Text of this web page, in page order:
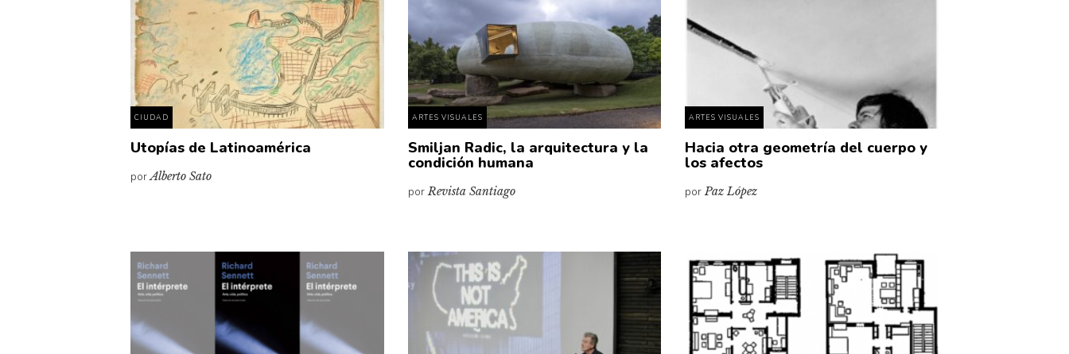
CIUDAD
Utopías de Latinoamérica
porAlberto Sato
ARTES VISUALES
Smiljan Radic, la arquitectura y la
condición humana
porRevista Santiago
ARTES VISUALES
Hacia otra geometría del cuerpo y
los afectos
porPaz López